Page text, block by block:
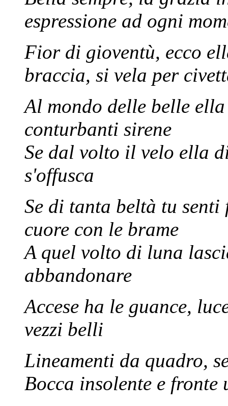
espressione ad ogni
Fior di gioventù, ecco
braccia, si vela per
Al mondo delle belle
conturbanti sirene
Se dal volto il velo ella
s'offusca
Se di tanta beltà tu senti
cuore con le brame
A quel volto di luna
abbandonare
Accese ha le guance,
vezzi belli
Lineamenti da quadro,
Bocca insolente e